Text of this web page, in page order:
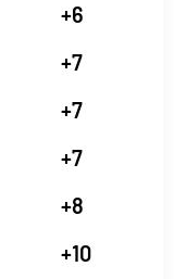
+6
+7
+7
+7
+8
+10